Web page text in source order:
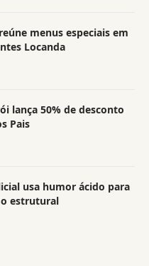
menus especiais em
Locanda
lança 50% de desconto
Pais
usa humor ácido para
estrutural